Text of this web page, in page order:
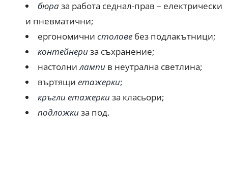
бюраза работа седнал-прав – електрически
и пневматични;
ергономични столовебез подлакътници;
контейнериза съхранение;
настолнилампив неутрална светлина;
въртящи етажерки;
кръгли етажеркиза класьори;
подложкиза под.